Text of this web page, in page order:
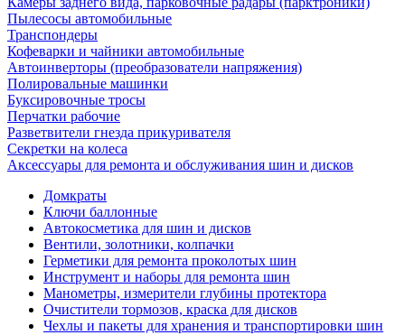
Пылесосы автомобильные
Транспондеры
Кофеварки и чайники автомобильные
Автоинверторы (преобразователи напряжения)
Полировальные машинки
Буксировочные тросы
Перчатки рабочие
Разветвители гнезда прикуривателя
Секретки на колеса
Аксессуары для ремонта и обслуживания ‎шин и дисков
Домкраты
Ключи баллонные
Автокосметика для шин и дисков
Вентили, золотники, колпачки
Герметики для ремонта проколотых шин
Инструмент и наборы для ремонта шин
Манометры, измерители глубины протектора
Очистители тормозов, краска для дисков
Чехлы и пакеты для хранения и транспортировки шин